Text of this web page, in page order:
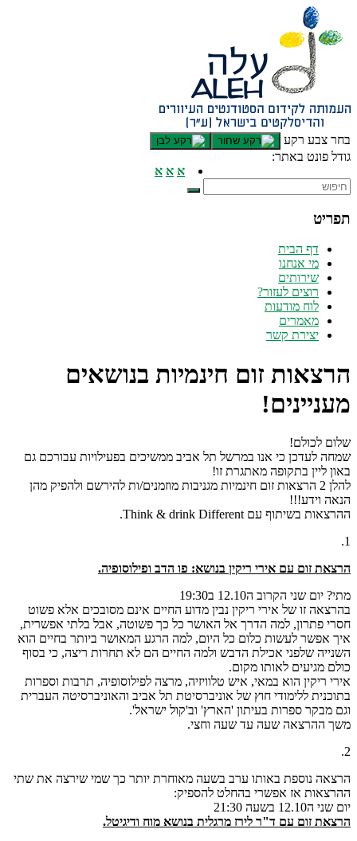
בחר צבע רקע
גודל פונט באתר:
א א א
תפריט
דף הבית
מי אנחנו
שירותים
רוצים לעזור?
לוח מודעות
מאמרים
יצירת קשר
הרצאות זום חינמיות בנושאים
מעניינים!
שלום לכולם!
שמחה לעדכן כי אנו במרשל תל אביב ממשיכים בפעילויות עבורכם גם
באון ליין בתקופה מאתגרת זו!
להלן 2 הרצאות זום חינמיות ‏מגניבות מוזמנים/ות להירשם ולהפיק מהן
הנאה וידע!!!
ההרצאות בשיתוף עם Think & drink Different.
1.
הרצאת זום עם אירי ריקין בנושא: פו הדב ופילוסופיה.
מתי? יום שני הקרוב ה12.10 ב19:30
בהרצאה זו של אירי ריקין נבין מדוע החיים אינם מסובכים אלא פשוט
חסרי פתרון, למה הדרך אל האושר כל כך פשוטה, אבל בלתי אפשרית,
איך אפשר לעשות כלום כל היום, למה הרגע המאושר ביותר בחיים הוא
השנייה שלפני אכילת הדבש ולמה החיים הם לא תחרות ריצה, כי בסוף
כולם מגיעים לאותו מקום.
אירי ריקין הוא במאי, איש טלוויזיה, מרצה לפילוסופיה, תרבות וספרות
בתוכנית ללימודי חוץ של אוניברסיטת תל אביב והאוניברסיטה העברית
וגם מבקר ספרות בעיתון 'הארץ' וב'קול ישראל'.
משך ההרצאה שעה עד שעה וחצי.
2.
הרצאה נוספת באותו ערב בשעה מאוחרת יותר כך שמי שירצה את שתי
ההרצאות אז אפשרי בהחלט להספיק:
יום שני ה12.10 בשעה 21:30
הרצאת זום עם ד"ר לירז מרגלית בנושא מוח ודיגיטל.